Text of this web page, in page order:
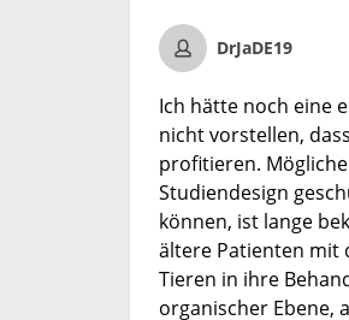
DrJaDE19
Ich hätte noch eine
nicht vorstellen,
profitieren.
Studiendesign
können, ist lange
ältere Patienten mit
Tieren in ihre
organischer Ebene,